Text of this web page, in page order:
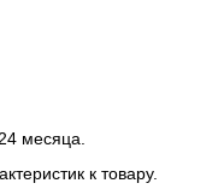
месяца.
к товару.